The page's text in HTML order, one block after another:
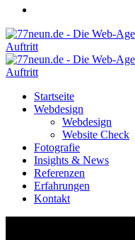
Startseite
Webdesign
Webdesign
Website Check
Fotografie
Insights & News
Referenzen
Erfahrungen
Kontakt